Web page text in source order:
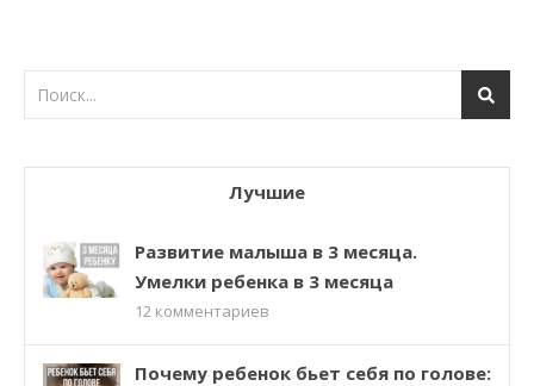
Лучшие
Развитие малыша в 3 месяца.
Умелки ребенка в 3 месяца
12 комментариев
Почему ребенок бьет себя по голове: